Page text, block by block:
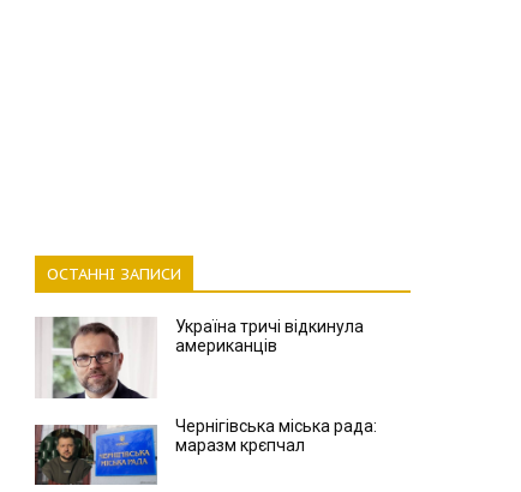
ОСТАННІ ЗАПИСИ
Україна тричі відкинула
американців
Чернігівська міська рада:
маразм крєпчал